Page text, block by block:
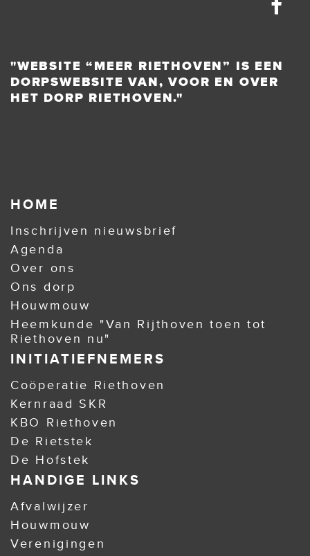
"WEBSITE “MEER RIETHOVEN” IS EEN
DORPSWEBSITE VAN, VOOR EN OVER
HET DORP RIETHOVEN."
HOME
Inschrijven nieuwsbrief
Agenda
Over ons
Ons dorp
Houwmouw
Heemkunde "Van Rijthoven toen tot
Riethoven nu"
INITIATIEFNEMERS
Coöperatie Riethoven
Kernraad SKR
KBO Riethoven
De Rietstek
De Hofstek
HANDIGE LINKS
Afvalwijzer
Houwmouw
Verenigingen